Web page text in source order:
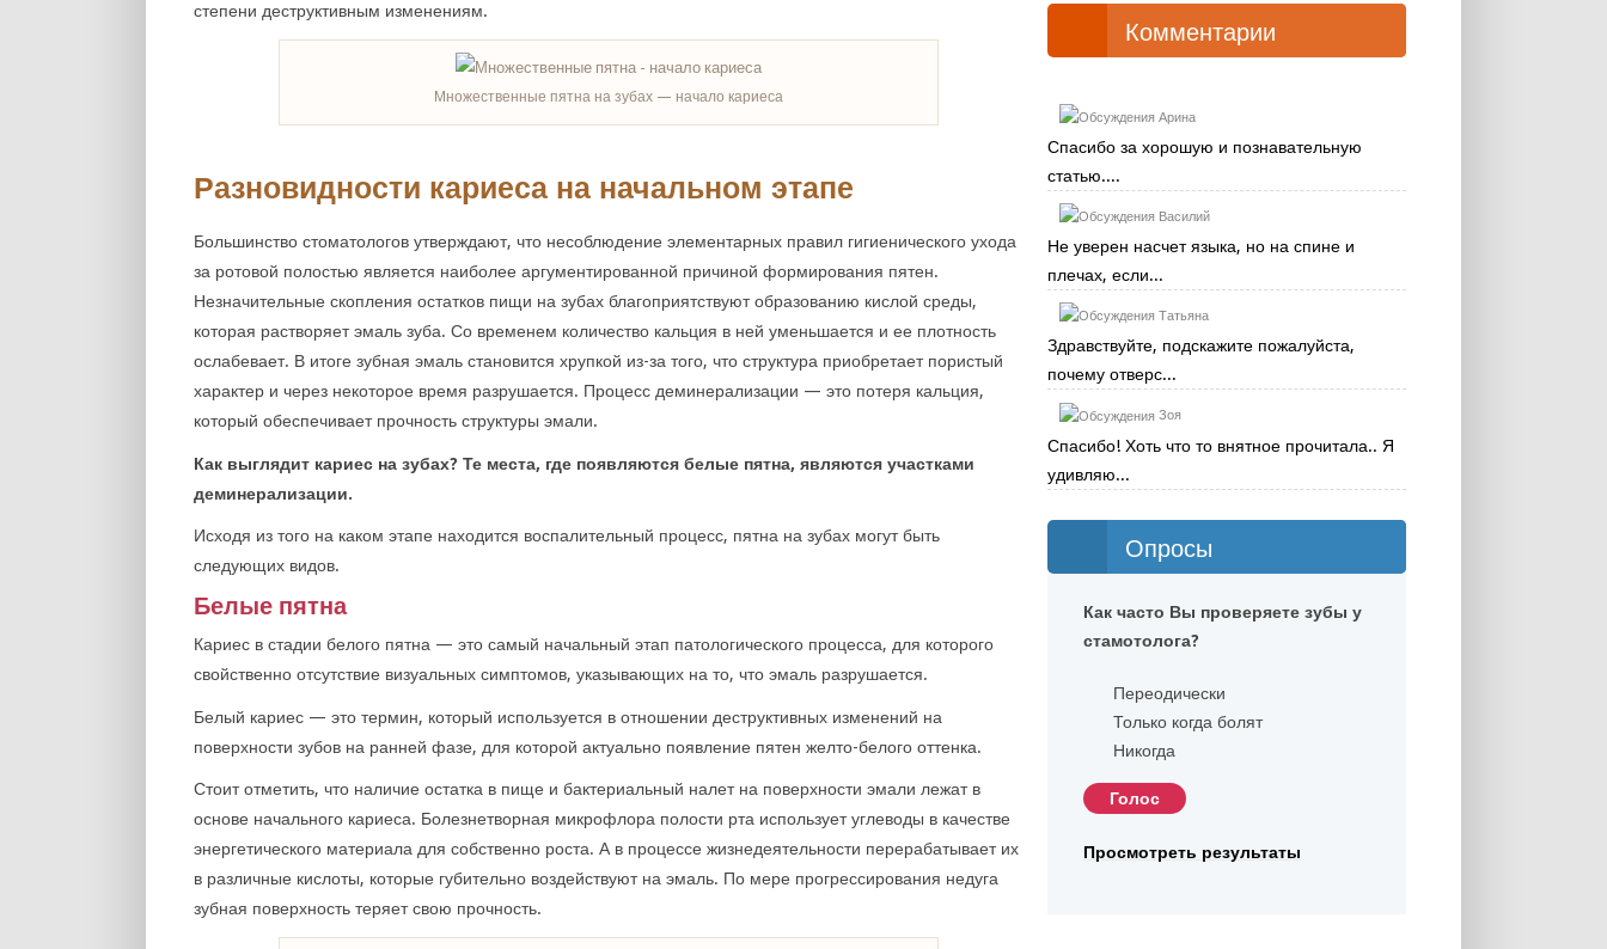
степени деструктивным изменениям.
Множественные пятна на зубах — начало кариеса
Разновидности кариеса на начальном этапе
Большинство стоматологов утверждают, что несоблюдение элементарных правил гигиенического ухода
за ротовой полостью является наиболее аргументированной причиной формирования пятен.
Незначительные скопления остатков пищи на зубах благоприятствуют образованию кислой среды,
которая растворяет эмаль зуба. Со временем количество кальция в ней уменьшается и ее плотность
ослабевает. В итоге зубная эмаль становится хрупкой из-за того, что структура приобретает пористый
характер и через некоторое время разрушается. Процесс деминерализации — это потеря кальция,
который обеспечивает прочность структуры эмали.
Как выглядит кариес на зубах? Те места, где появляются белые пятна, являются участками
деминерализации.
Исходя из того на каком этапе находится воспалительный процесс, пятна на зубах могут быть
следующих видов.
Белые пятна
Кариес в стадии белого пятна — это самый начальный этап патологического процесса, для которого
свойственно отсутствие визуальных симптомов, указывающих на то, что эмаль разрушается.
Белый кариес — это термин, который используется в отношении деструктивных изменений на
поверхности зубов на ранней фазе, для которой актуально появление пятен желто-белого оттенка.
Стоит отметить, что наличие остатка в пище и бактериальный налет на поверхности эмали лежат в
основе начального кариеса. Болезнетворная микрофлора полости рта использует углеводы в качестве
энергетического материала для собственно роста. А в процессе жизнедеятельности перерабатывает их
в различные кислоты, которые губительно воздействуют на эмаль. По мере прогрессирования недуга
зубная поверхность теряет свою прочность.
Комментарии
Арина
Спасибо за хорошую и познавательную
статью....
Василий
Не уверен насчет языка, но на спине и
плечах, если...
Татьяна
Здравствуйте, подскажите пожалуйста,
почему отверс...
Зоя
Спасибо! Хоть что то внятное прочитала.. Я
удивляю...
Опросы
Как часто Вы проверяете зубы у
стамотолога?
Переодически
Только когда болят
Никогда
Просмотреть результаты